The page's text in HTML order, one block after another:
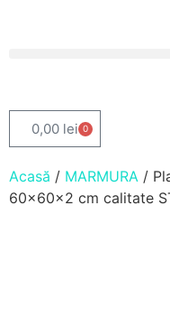
0,00 lei 0
Acasă / MARMURA /
60x60x2 cm calitate